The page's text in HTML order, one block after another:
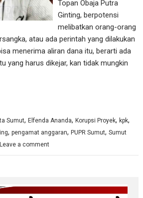
Topan Obaja Putra
Ginting, berpotensi
melibatkan orang-orang
atau ada perintah yang dilakukan
menerima aliran dana itu, berarti ada
yang harus dikejar, kan tidak mungkin
Sumut,Elfenda Ananda,Korupsi Proyek,kpk,
,pengamat anggaran,PUPR Sumut,Sumut
Leave a comment